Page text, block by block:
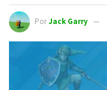
PorJack Garry